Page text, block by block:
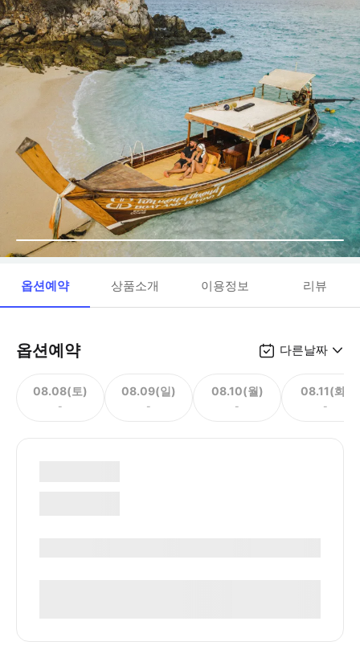
옵션예약 상품소개 이용정보 리뷰
옵션예약 다른날짜
08.08(토)
-
08.09(일)
-
08.10(월)
-
08.11(화)
-